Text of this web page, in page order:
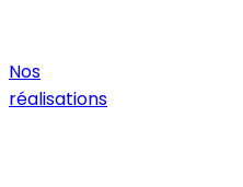
Nos
réalisations